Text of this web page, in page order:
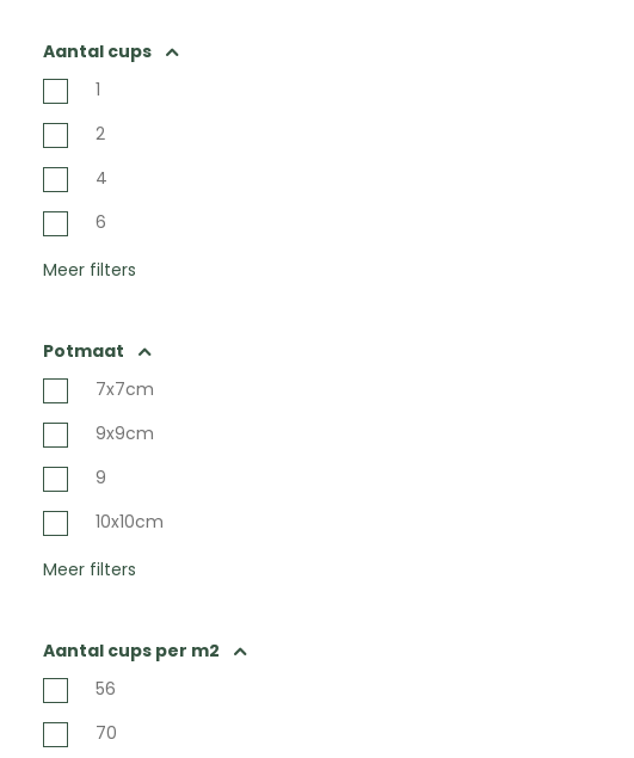
Aantal cups
1
2
4
6
Meer filters
Potmaat
7x7cm
9x9cm
9
10x10cm
Meer filters
Aantal cups per m2
56
70